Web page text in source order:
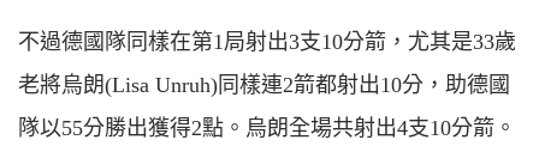
不過德國隊同樣在第1局射出3支10分箭，尤其是33歲
老將烏朗(Lisa Unruh)同樣連2箭都射出10分，助德國
隊以55分勝出獲得2點。烏朗全場共射出4支10分箭。